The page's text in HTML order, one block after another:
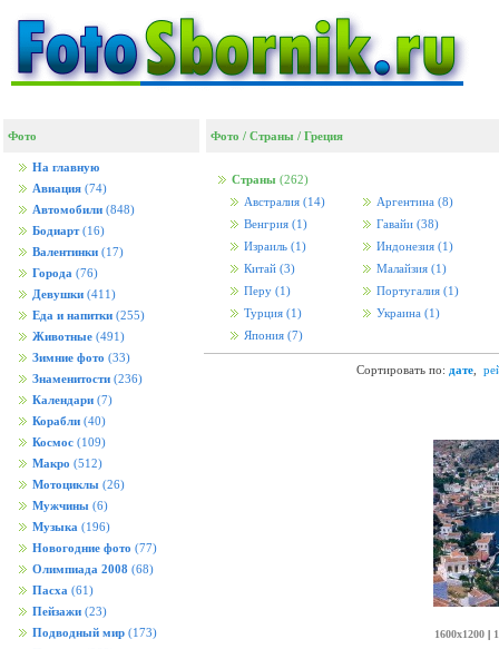
Фото
На главную
Авиация (74)
Автомобили (848)
Бодиарт (16)
Валентинки (17)
Города (76)
Девушки (411)
Еда и напитки (255)
Животные (491)
Зимние фото (33)
Знаменитости (236)
Календари (7)
Корабли (40)
Космос (109)
Макро (512)
Мотоциклы (26)
Мужчины (6)
Музыка (196)
Новогодние фото (77)
Олимпиада 2008 (68)
Пасха (61)
Пейзажи (23)
Подводный мир (173)
Фото / Страны / Греция
Страны (262)
Австралия (14) Аргентина (8)
Венгрия (1) Гавайи (38)
Израиль (1) Индонезия (1)
Китай (3) Малайзия (1)
Перу (1) Португалия (1)
Турция (1) Украина (1)
Япония (7)
Сортировать по: дате
1600x1200 |